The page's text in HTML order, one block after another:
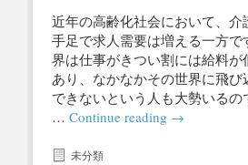
近年の高齢化社会において、介
手足で求人需要は増える一方で
界は仕事がきつい割には給料が
あり、なかなかその世界に飛
できないという人も大勢いるの
… Continue reading →
未分類